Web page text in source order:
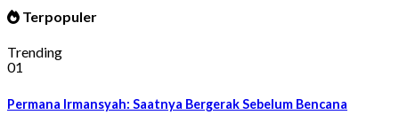
Terpopuler
Trending
01
Permana Irmansyah: Saatnya Bergerak Sebelum Bencana